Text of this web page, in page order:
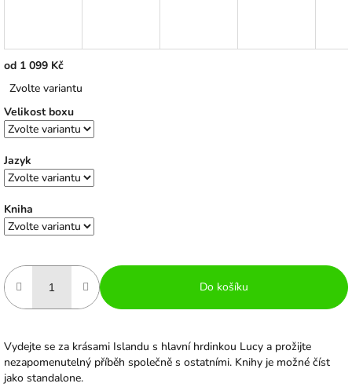
od 1 099 Kč
cena:
Zvolte variantu
Velikost boxu
Jazyk
Kniha
Do košíku
Vydejte se za krásami Islandu s hlavní hrdinkou Lucy a prožijte
nezapomenutelný příběh společně s ostatními. Knihy je možné číst
jako standalone.